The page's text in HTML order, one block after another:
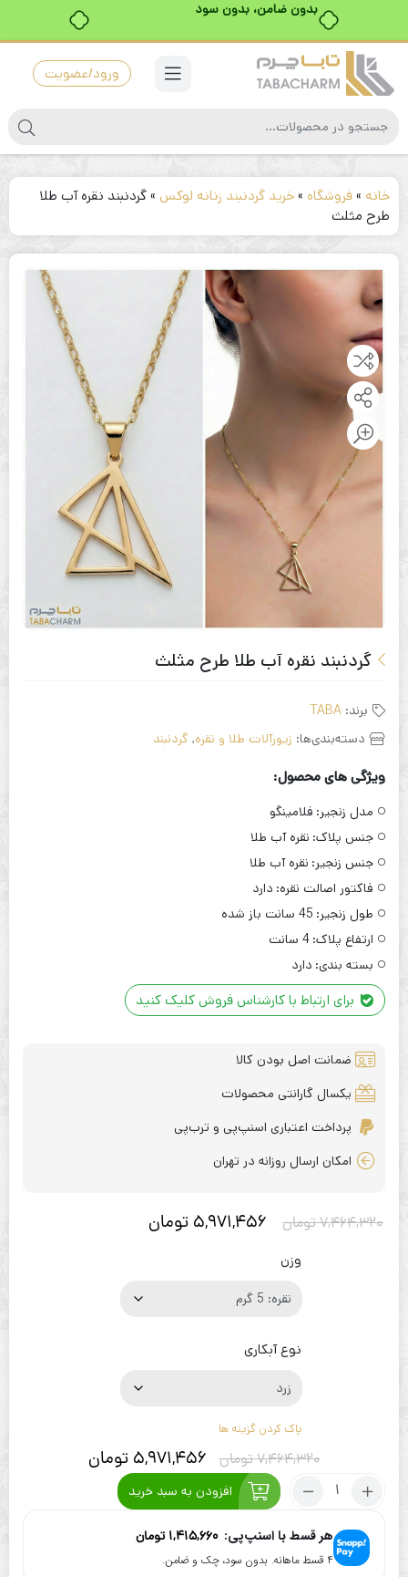
ورود/عضویت
خانه »فروشگاه »خرید گردنبند زنانه لوکس »گردنبند نقره آب طلا
طرح مثلث
گردنبند نقره آب طلا طرح مثلث
برند: TABA
دسته‌بندی‌ها: زیورآلات طلا و نقره, گردنبند
ویژگی های محصول:
مدل زنجیر: فلامینگو
جنس پلاک: نقره آب طلا
جنس زنجیر: نقره آب طلا
فاکتور اصالت نقره: دارد
طول زنجیر: 45 سانت باز شده
ارتفاع پلاک: 4 سانت
بسته بندی: دارد
برای ارتباط با کارشناس فروش کلیک کنید
ضمانت اصل بودن کالا
یکسال گارانتی محصولات
پرداخت اعتباری اسنپ‌پی و ترب‌پی
امکان ارسال روزانه در تهران
7,464,320تومان 5,971,456 تومان
وزن
نوع آبکاری
پاک کردن گزینه ها
7,464,320تومان 5,971,456 تومان
تعداد:
آب
طلا
افزودن به سبد خرید
هر قسط با اسنپ‌پی: 1,415,660 تومان
۴ قسط ماهانه. بدون سود، چک و ضامن.